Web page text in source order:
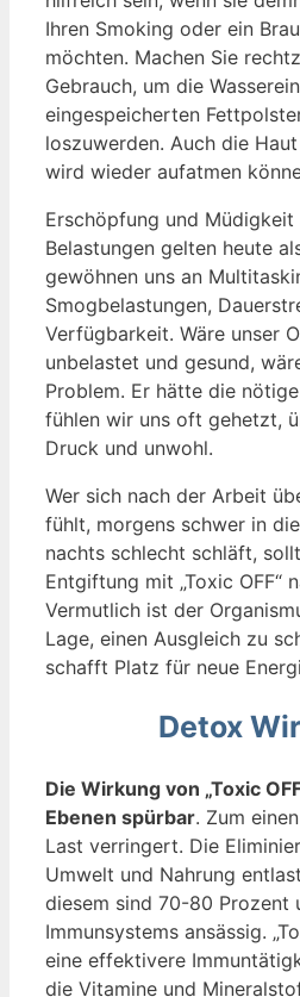
Ihren Smoking oder ein
möchten. Machen Sie
Gebrauch, um die
eingespeicherten
loszuwerden. Auch die
wird wieder aufatmen
Erschöpfung und
Belastungen gelten heute
gewöhnen uns an
Smogbelastungen,
Verfügbarkeit. Wäre unser
unbelastet und gesund,
Problem. Er hätte die
fühlen wir uns oft gehetzt,
Druck und unwohl.
Wer sich nach der Arbeit
fühlt, morgens schwer in
nachts schlecht schläft,
Entgiftung mit „Toxic OFF“
Vermutlich ist der
Lage, einen Ausgleich zu
schafft Platz für neue
Detox
Die Wirkung von „Toxic
Ebenen spürbar. Zum
Last verringert. Die
Umwelt und Nahrung
diesem sind 70-80 Prozent
Immunsystems ansässig.
eine effektivere
die Vitamine und